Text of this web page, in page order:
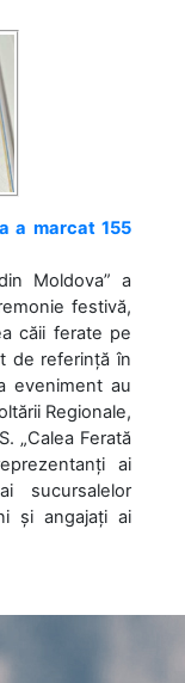
a marcat 155
Moldova” a
festivă,
căii ferate pe
de referință în
eveniment au
Regionale,
„Calea Ferată
ai
sucursalelor
și angajați ai